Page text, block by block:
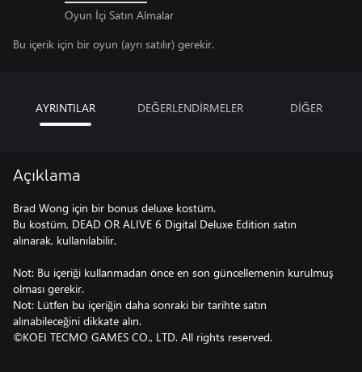
Oyun İçi Satın Almalar
Bu içerik için bir oyun (ayrı satılır) gerekir.
AYRINTILAR DEĞERLENDİRMELER DİĞER
Açıklama
Brad Wong için bir bonus deluxe kostüm.
Bu kostüm, DEAD OR ALIVE 6 Digital Deluxe Edition satın
alınarak, kullanılabilir.
Not: Bu içeriği kullanmadan önce en son güncellemenin kurulmuş
olması gerekir.
Not: Lütfen bu içeriğin daha sonraki bir tarihte satın
alınabileceğini dikkate alın.
©KOEI TECMO GAMES CO., LTD. All rights reserved.